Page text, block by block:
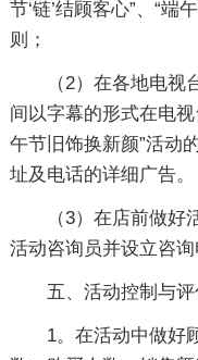
节‘链’结顾客心”、“端
则；
（2）在各地电
间以字幕的形式在电视
午节旧饰换新颜”活动
址及电话的详细广告。
（3）在店前做
活动咨询员并设立咨询
五、活动控制与
1。在活动中做好